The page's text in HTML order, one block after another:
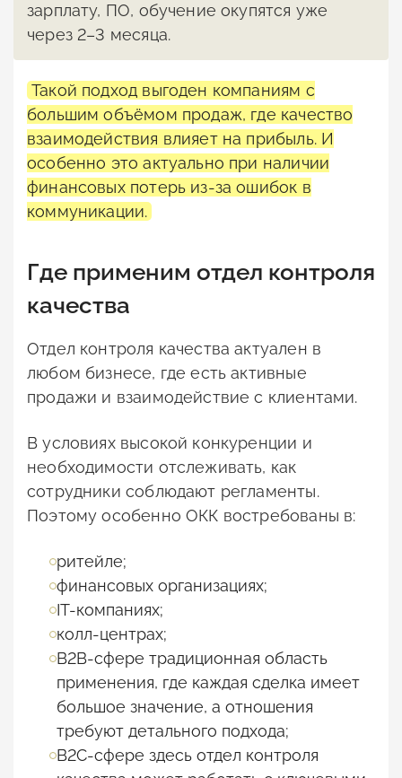
зарплату, ПО, обучение окупятся уже
через 2–3 месяца.
Такой подход выгоден компаниям с
большим объёмом продаж, где качество
взаимодействия влияет на прибыль. И
особенно это актуально при наличии
финансовых потерь из-за ошибок в
коммуникации.
Где применим отдел контроля
качества
Отдел контроля качества актуален в
любом бизнесе, где есть активные
продажи и взаимодействие с клиентами.
В условиях высокой конкуренции и
необходимости отслеживать, как
сотрудники соблюдают регламенты.
Поэтому особенно ОКК востребованы в:
ритейле;
финансовых организациях;
IT-компаниях;
колл-центрах;
B2B-сфере традиционная область
применения, где каждая сделка имеет
большое значение, а отношения
требуют детального подхода;
B2C-сфере здесь отдел контроля